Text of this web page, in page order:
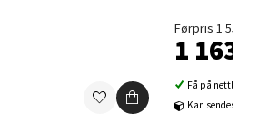
Førpris 1 550,-
1 163,-
Få på nettlager
Kan sendes til
Storsenter